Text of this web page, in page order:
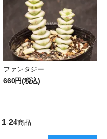
ファンタジー
660円(税込)
1-24商品